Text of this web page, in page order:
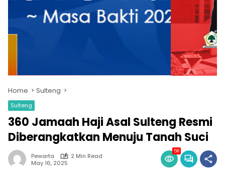
Home Sulteng
Sulteng
360 Jamaah Haji Asal Sulteng Resmi
Diberangkatkan Menuju Tanah Suci
Pewarta
2 Min Read
May 16, 2025
58